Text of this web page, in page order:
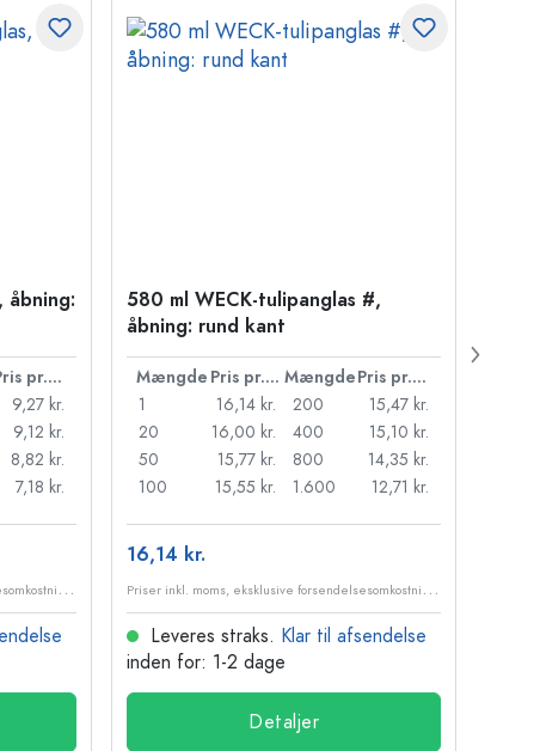
åbning:
Pris pr. stk.
9,27 kr.
9,12 kr.
8,82 kr.
7,18 kr.
P
riser inkl. moms, eksklusive forsendelsesomkostninger
580 ml WECK-tulipanglas #,
åbning: rund kant
Mængde Pris pr. stk. Mængde
Pris pr. stk.
1
16,14 kr.
20
16,00 kr.
50
15,77 kr.
100
15,55 kr.
200
15,47 kr.
400
15,10 kr.
800
14,35 kr.
1.600
12,71 kr.
16,14 kr.
P
riser inkl. moms, eksklusive forsendelsesomkostninger
Leveres straks. Klar til afsendelse
inden for: 1-2 dage
Detaljer